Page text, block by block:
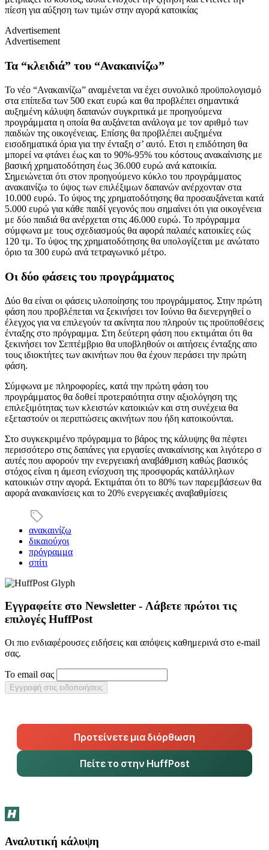
πίεση για αύξηση των τιμών στην αγορά κατοικίας
Advertisement
Advertisement
Τα “κλειδιά” του “Ανακαινίζω”
Το νέο “Ανακαινίζω” αναμένεται να έχει συνολικό προϋπολογισμό
στα επίπεδα των 500 εκατ ευρώ και θα προβλέπει σημαντικά
αυξημένη κάλυψη δαπανών συγκριτικά με προηγούμενα
προγράμματα η οποία θα αυξάνεται ανάλογα με τον αριθμό των
παιδιών της οικογένειας. Επίσης θα προβλέπει αυξημένα
εισοδηματικά όρια για την ένταξη σ’ αυτό. Ετσι η επιδότηση θα
μπορεί να φτάνει έως και το 90%-95% του κόστους ανακαίνισης με
βασική χρηματοδότηση έως 36.000 ευρώ ανά κατοικία.
Σημειώνεται ότι στον προηγούμενο κύκλο του προγράμματος
ανακαινίζω το ύψος των επιλέξιμων δαπανών ανέρχονταν στα
10.000 ευρώ. Το ύψος της χρηματοδότησης θα προσαυξάνεται κατά
5.000 ευρώ για κάθε παιδί γεγονός που σημαίνει ότι για οικογένεια
με δύο παιδιά θα ανέρχεται στις 46.000 ευρώ. Το πρόγραμμα
σύμφωνα με τους σχεδιασμούς θα αφορά παλαιές κατοικίες εώς
120 τμ. Το ύψος της χρηματοδότησης θα υπολογίζεται με ανώτατο
όριο τα 300 ευρώ ανά τετραγωνικό μέτρο.
Οι δύο φάσεις του προγράμματος
Δύο θα είναι οι φάσεις υλοποίησης του προγράμματος. Στην πρώτη
φάση που προβλέπεται να ξεκινήσει τον Ιούνιο θα διενεργηθεί ο
έλεγχος για να επιλεγούν τα ακίνητα που πληρούν τις προϋποθέσεις
ένταξης στο πρόγραμμα. Στη δεύτερη φάση που εκτιμάται ότι θα
ξεκινήσει τον Σεπτέμβριο θα υποβληθούν οι αιτήσεις ένταξης απο
τους ιδιοκτήτες των ακινήτων που θα έχουν περάσει την πρώτη
φάση.
Σύμφωνα με πληροφορίες, κατά την πρώτη φάση του
προγράμματος θα δοθεί προτεραιότητα στην αξιολόγηση της
επιλεξιμότητας των κλειστών κατοικιών και στη συνέχεια θα
εξεταστούν οι περιπτώσεις ακινήτων που ήδη κατοικούνται.
Στο συγκεκριμένο πρόγραμμα το βάρος της κάλυψης θα πέφτει
περισσότερο στις δαπάνες για εργασίες ανακαίνισης και λιγότερο σ
αυτές που αφορούν την ενεργειακή αναβάθμιση καθώς βασικός
στόχος είναι η άμεση ενίσχυση της προσφοράς κατάλληλων
κατοικιών στην αγορά. Εκτιμάται ότι το 80% των παρεμβάσεων θα
αφορά ανακαινίσεις και το 20% ενεργειακές αναβαθμίσεις
ανακαινίζω
δικαιούχοι
πρόγραμμα
σπίτι
Εγγραφείτε στο Newsletter - Λάβετε πρώτοι τις
επιλογές HuffPost
Οι πιο ενδιαφέρουσες ειδήσεις και απόψεις καθημερινά στο e-mail
σας.
Το email σας
Εγγραφή στις ειδοποιήσεις
Προτείνετε μια διόρθωση
Πείτε το στην HuffPost
Αναλυτική κάλυψη